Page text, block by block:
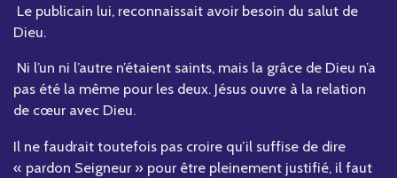
Le publicain lui, reconnaissait avoir besoin du salut de
Dieu.
Ni l’un ni l’autre n’étaient saints, mais la grâce de Dieu n’a
pas été la même pour les deux. Jésus ouvre à la relation
de cœur avec Dieu.
Il ne faudrait toutefois pas croire qu’il suffise de dire
« pardon Seigneur » pour être pleinement justifié, il faut